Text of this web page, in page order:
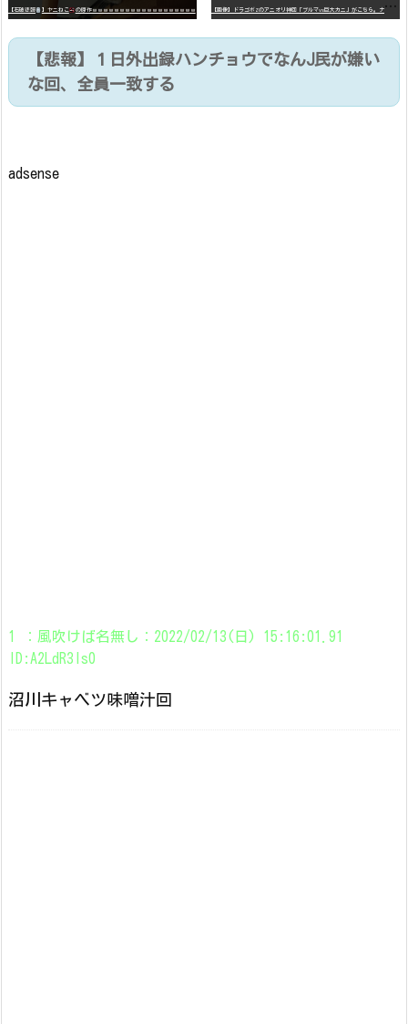
【石破悲報 】ヤニねこ の原作ｗｗｗｗｗｗｗｗｗｗｗｗｗｗｗｗｗｗｗ 【
画像】ドラゴボZのアニオリ神回「ブルマvs巨大カニ」がこちら。ナメック星の海にドラゴボを落としたブルマと巨大カニのバトル
【悲報】１日外出録ハンチョウでなんJ民が嫌い
な回、全員一致する
adsense
1 ：風吹けば名無し：2022/02/13(日) 15:16:01.91
ID:A2LdR3Is0
沼川キャベツ味噌汁回